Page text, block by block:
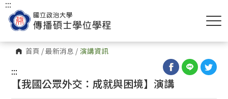
首頁 /最新消息 / 演講資訊
:::
:::
【我國公眾外交：成就與困境】演講